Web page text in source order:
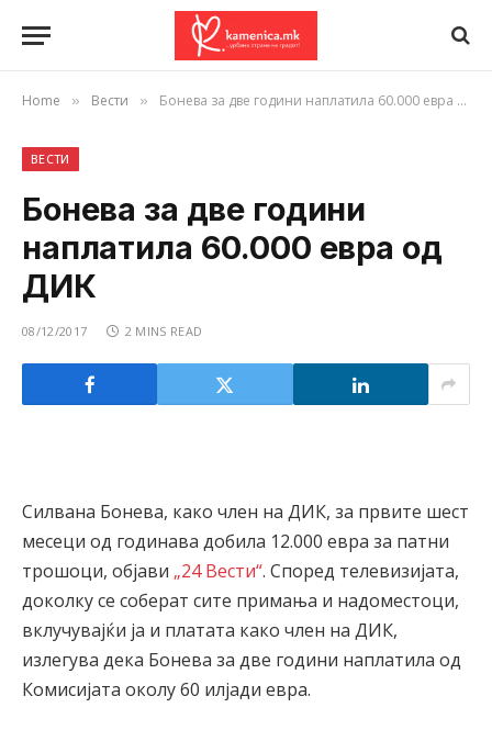
Home » Вести » Бонева за две години наплатила 60.000 евра од ДИК
ВЕСТИ
Бонева за две години
наплатила 60.000 евра од
ДИК
08/12/2017 2 MINS READ
Силвана Бонева, како член на ДИК, за првите шест
месеци од годинава добила 12.000 евра за патни
трошоци, објави „24 Вести“. Според телевизијата,
доколку се соберат сите примања и надоместоци,
вклучувајќи ја и платата како член на ДИК,
излегува дека Бонева за две години наплатила од
Комисијата околу 60 илјади евра.